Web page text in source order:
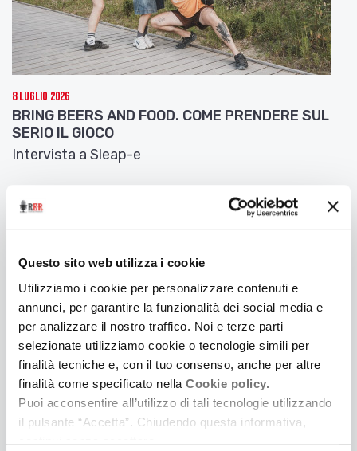
Questo sito web utilizza i cookie
Utilizziamo i cookie per personalizzare contenuti e
annunci, per garantire la funzionalità dei social media e
per analizzare il nostro traffico. Noi e terze parti
selezionate utilizziamo cookie o tecnologie simili per
finalità tecniche e, con il tuo consenso, anche per altre
finalità come specificato nella Cookie policy.
Puoi acconsentire all’utilizzo di tali tecnologie utilizzando
il pulsante “Accetta”. Chiudendo questa informativa,
8 Luglio 2026
BRING BEERS AND FOOD. COME PRENDERE SUL
SERIO IL GIOCO
Intervista a Sleap-e
7 Luglio 2026
DEEP DARK BLUE. BALLARE NEGLI ABISSI